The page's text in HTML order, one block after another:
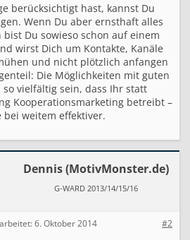
berücksichtigt hast, kannst Du
Wenn Du aber ernsthaft alles
Du sowieso schon auf einem
wirst Dich um Kontakte, Kanäle
und nicht plötzlich anfangen
Die Möglichkeiten mit guten
vielfältig sein, dass Ihr statt
Kooperationsmarketing betreibt –
weitem effektiver.
Dennis (MotivMonster.de)
G-WARD 2013/14/15/16
#2
6. Oktober 2014